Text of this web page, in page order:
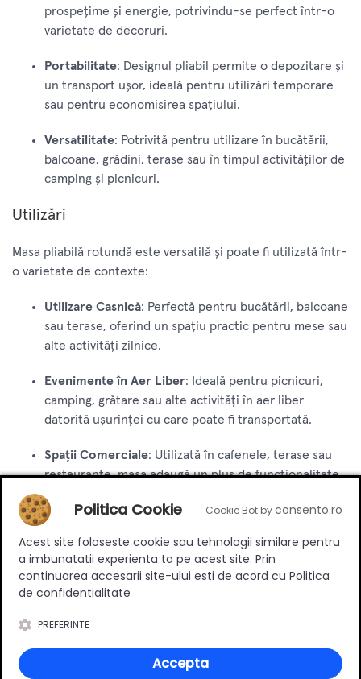
prospețime și energie, potrivindu-se perfect într-o
varietate de decoruri.
Portabilitate: Designul pliabil permite o depozitare și
un transport ușor, ideală pentru utilizări temporare
sau pentru economisirea spațiului.
Versatilitate: Potrivită pentru utilizare în bucătării,
balcoane, grădini, terase sau în timpul activităților de
camping și picnicuri.
Utilizări
Masa pliabilă rotundă este versatilă și poate fi utilizată într-
o varietate de contexte:
Utilizare Casnică: Perfectă pentru bucătării, balcoane
sau terase, oferind un spațiu practic pentru mese sau
alte activități zilnice.
Evenimente în Aer Liber: Ideală pentru picnicuri,
camping, grătare sau alte activități în aer liber
datorită ușurinței cu care poate fi transportată.
Spații Comerciale: Utilizată în cafenele, terase sau
restaurante, masa adaugă un plus de funcționalitate
Avantajele Mesei Pliabile Rotunde
Durabilitate: Construcția robustă din oțel garantează
o utilizare îndelungată și rezistență la uzură.
Design Compact
pentru depozitare facilă.
Politica Cookie Cookie Bot byconsento.ro
Acest site foloseste cookie sau tehnologii similare pentru
a imbunatatii experienta ta pe acest site. Prin
continuarea accesarii site-ului esti de acord cu Politica
de confidentialitate
PREFERINTE
Accepta